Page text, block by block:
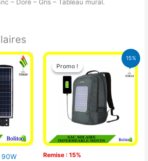
– Doré – Gris – Tableau mural.
90W
15%
Promo !
Remise : 15%
Promo !
Le
prix
initial
était :
29.500 CFA.
Le
prix
actuel